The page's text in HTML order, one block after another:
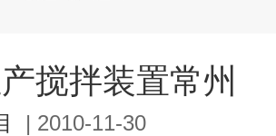
搅拌装置常州
| 2010-11-30